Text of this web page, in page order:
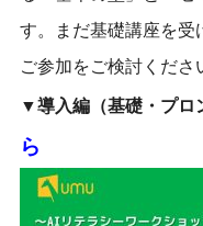
す。まだ基礎講座を受
ご参加をご検討くださ
▼導入編（基礎・プロ
ら